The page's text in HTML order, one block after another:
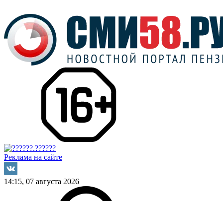
Реклама на сайте
14:15, 07 августа 2026